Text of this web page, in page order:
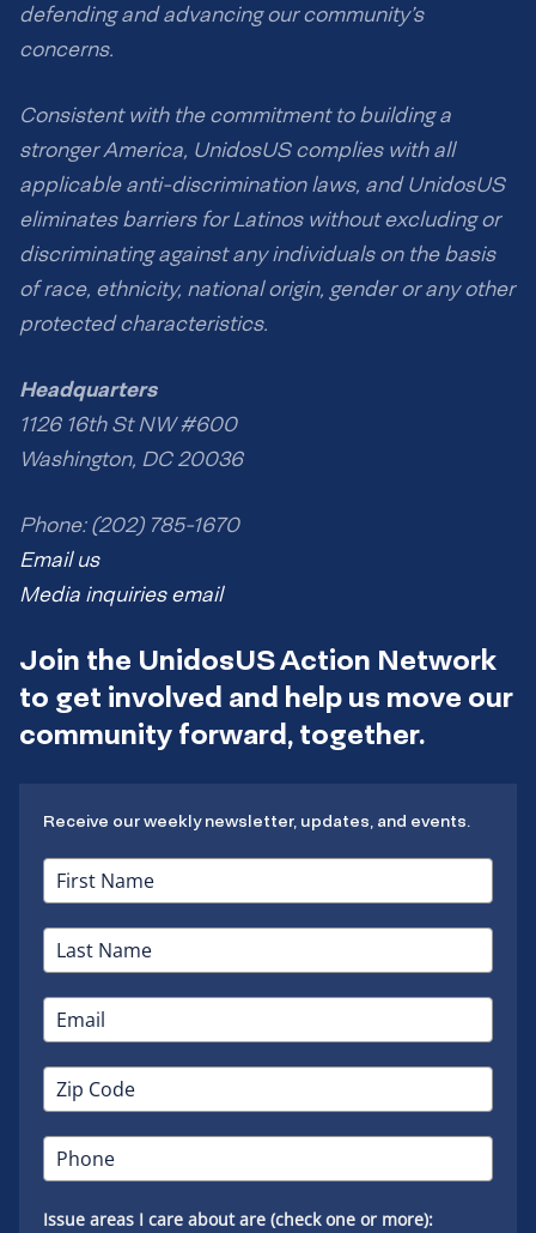
defending and advancing our community’s
concerns.
Consistent with the commitment to building a
stronger America, UnidosUS complies with all
applicable anti-discrimination laws, and UnidosUS
eliminates barriers for Latinos without excluding or
discriminating against any individuals on the basis
of race, ethnicity, national origin, gender or any other
protected characteristics.
Headquarters
1126 16th St NW #600
Washington, DC 20036
Phone: (202) 785-1670
Email us
Media inquiries email
Join the UnidosUS Action Network
to get involved and help us move our
community forward, together.
Receive our weekly newsletter, updates, and events.
Issue areas I care about are (check one or more):